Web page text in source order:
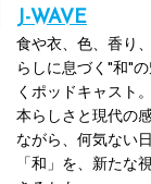
J-WAVE
食や衣、色、香り
らしに息づく"和"
くポッドキャスト
本らしさと現代の
ながら、何気ない
「和」を、新たな